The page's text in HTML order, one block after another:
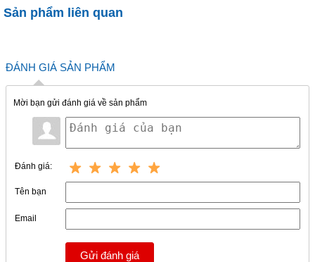
Sản phẩm liên quan
ĐÁNH GIÁ SẢN PHẨM
Mời bạn gửi đánh giá về sản phẩm
Đánh giá:
Tên bạn
Email
Gửi đánh giá